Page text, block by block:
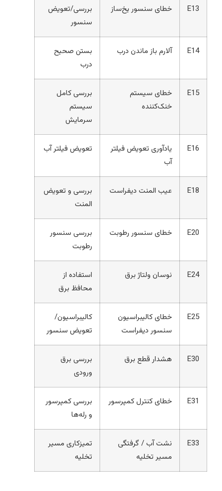
E13 خطای سنسور یخ‌ساز
بررسی/تعویض
سنسور
E14 آلارم باز ماندن درب
بستن صحیح
درب
E15
خطای سیستم
خنک‌کننده
بررسی کامل
سیستم
سرمایش
E16
یادآوری تعویض فیلتر
آب
تعویض فیلتر آب
E18 عیب المنت دیفراست
بررسی و تعویض
المنت
E20 خطای سنسور رطوبت
بررسی سنسور
رطوبت
E24 نوسان ولتاژ برق
استفاده از
محافظ برق
E25
خطای کالیبراسیون
سنسور دیفراست
کالیبراسیون/
تعویض سنسور
E30 هشدار قطع برق
بررسی برق
ورودی
E31 خطای کنترل کمپرسور
بررسی کمپرسور
و رله‌ها
E33
نشت آب / گرفتگی
مسیر تخلیه
تمیزکاری مسیر
تخلیه